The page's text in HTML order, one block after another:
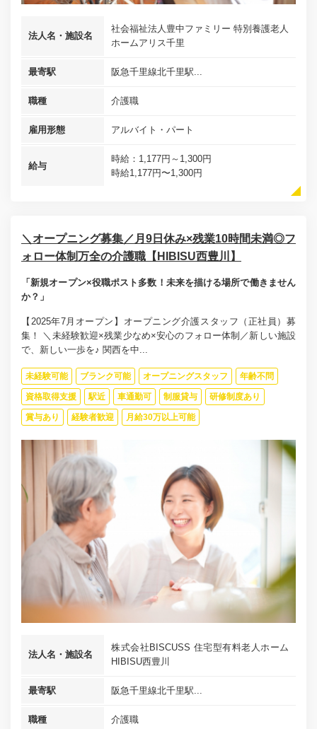
法人名・施設名
社会福祉法人豊中ファミリー 特別養護老人
ホームアリス千里
最寄駅 阪急千里線北千里駅...
職種 介護職
雇用形態 アルバイト・パート
給与
時給：1,177円～1,300円
時給1,177円〜1,300円
＼オープニング募集／月9日休み×残業10時間未満◎フ
ォロー体制万全の介護職【HIBISU西豊川】
「新規オープン×役職ポスト多数！未来を描ける場所で働きません
か？」
【2025年7月オープン】オープニング介護スタッフ（正社員）募
集！ ＼未経験歓迎×残業少なめ×安心のフォロー体制／新しい施設
で、新しい一歩を♪ 関西を中...
未経験可能 ブランク可能 オープニングスタッフ 年齢不問
資格取得支援 駅近 車通勤可 制服貸与 研修制度あり
賞与あり 経験者歓迎 月給30万以上可能
法人名・施設名
株式会社BISCUSS 住宅型有料老人ホーム
HIBISU西豊川
最寄駅 阪急千里線北千里駅...
職種 介護職